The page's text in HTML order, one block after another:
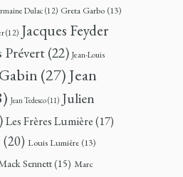
Dulac(12) Greta Garbo (13)
(12) Jacques Feyder
Prévert(22) Jean-Louis
(27) Jean
Jean Tedesco(11) Julien
Les Frères Lumière(17)
(20) Louis Lumière (13)
Sennett(15) Marc